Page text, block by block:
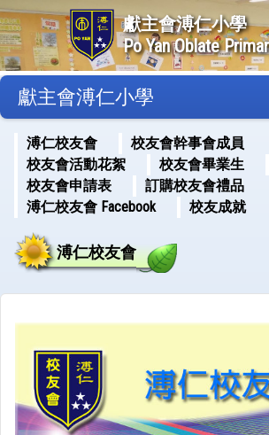
獻主會溥仁小學
Po Yan Oblate
獻主會溥仁小學
溥仁校友會
校友會幹事會成員
校友會活動花絮
校友會畢業生
校友會申請表
訂購校友會禮品
溥仁校友會 Facebook
校友成就
溥仁校友會